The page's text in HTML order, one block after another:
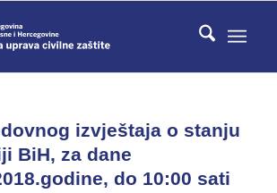
izvještaja o stanju
BiH, za dane
do 10:00 sati